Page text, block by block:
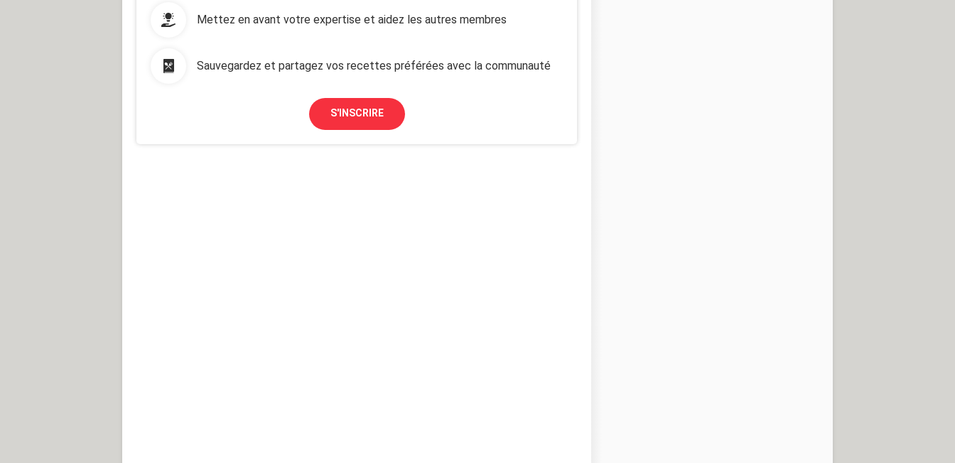
Mettez en avant votre expertise et aidez les autres membres
Sauvegardez et partagez vos recettes préférées avec la communauté
S'INSCRIRE